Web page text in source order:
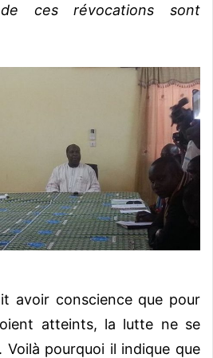
ces révocations sont
avoir conscience que pour
atteints, la lutte ne se
pourquoi il indique que